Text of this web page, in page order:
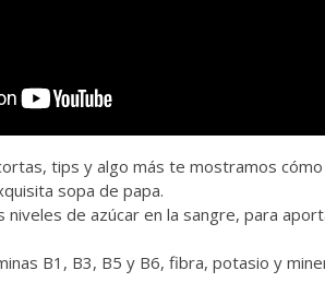
tips y algo más te mostramos cómo
sopa de papa.
niveles de azúcar en la sangre, para
B1, B3, B5 y B6, fibra, potasio y